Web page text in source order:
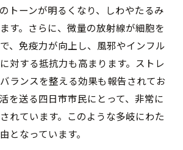
目のホルミシスリンパケアの驚き
で話題のホルミシスリンパケアと
スリンパケアの効果 - 四日市市の実
でのホルミシスリンパケアがもた
効果
トーンが明るくなり、しわやたるみ
す。さらに、微量の放射線が細胞を
、免疫力が向上し、風邪やインフル
対する抵抗力も高まります。ストレ
ランスを整える効果も報告されてお
を送る四日市市民にとって、非常に
れています。このような多岐にわた
となっています。